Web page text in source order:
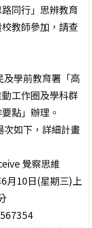
同行」思辨教育
教師參加，請查
及學前教育署「高
工作圈及學科群
點」辦理。
次如下，詳細計畫
覺察思維
月10日(星期三)上